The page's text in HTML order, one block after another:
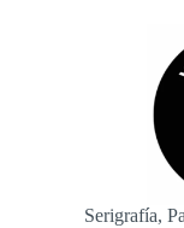
Serigrafía,